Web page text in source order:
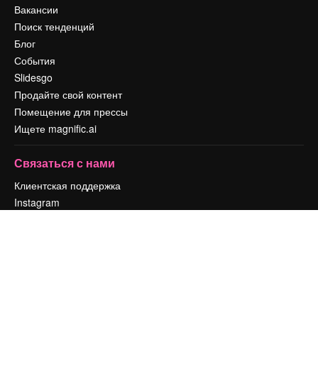
Вакансии
Поиск тенденций
Блог
События
Slidesgo
Продайте свой контент
Помещение для прессы
Ищете magnific.ai
Связаться с нами
Клиентская поддержка
Instagram